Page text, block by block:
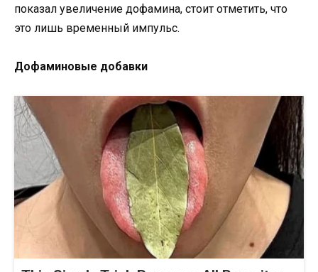
показал увеличение дофамина, стоит отметить, что
это лишь временный импульс.
Дофаминовые добавки